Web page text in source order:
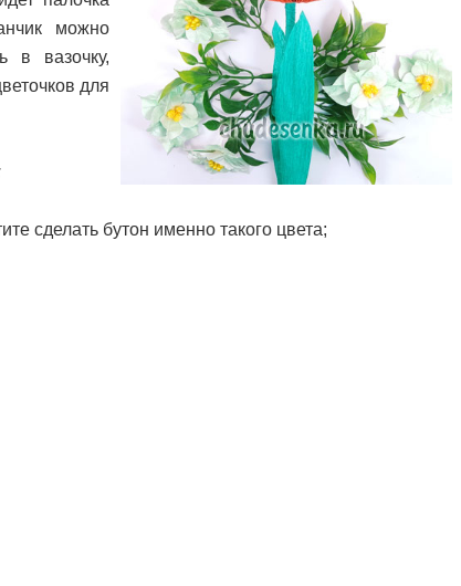
можно
в вазочку,
для
сделать бутон именно такого цвета;